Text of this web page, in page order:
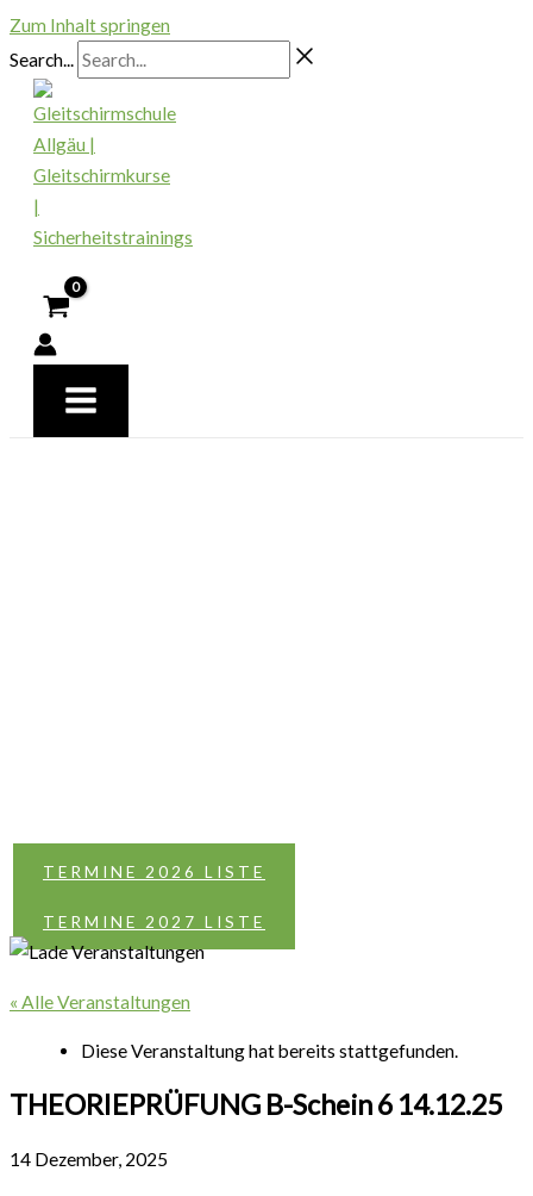
Zum Inhalt springen
Search...
TERMINE 2026 LISTE
TERMINE 2027 LISTE
« Alle Veranstaltungen
Diese Veranstaltung hat bereits stattgefunden.
THEORIEPRÜFUNG B-Schein 6 14.12.25
14 Dezember, 2025